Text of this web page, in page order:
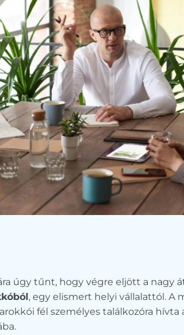
úgy tűnt, hogy végre eljött a nagy
, egy elismert helyi vállalattól. A
fél személyes találkozóra hívta